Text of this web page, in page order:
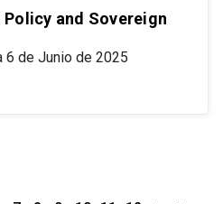
and Sovereign
6 de Junio de 2025